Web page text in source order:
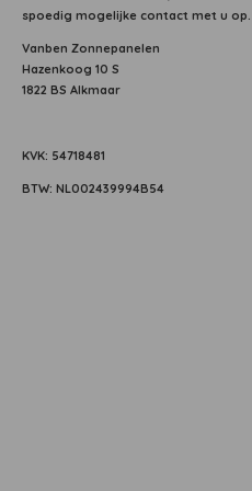
spoedig mogelijke contact met u op.
Vanben Zonnepanelen
Hazenkoog 10 S
1822 BS Alkmaar
KVK: 54718481
BTW: NL002439994B54